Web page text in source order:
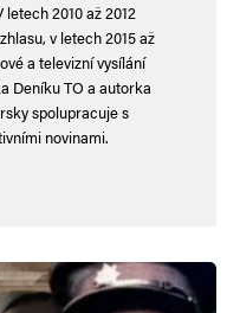
2010 až 2012
v letech 2015 až
a televizní vysílání
Deníku TO a autorka
spolupracuje s
novinami.